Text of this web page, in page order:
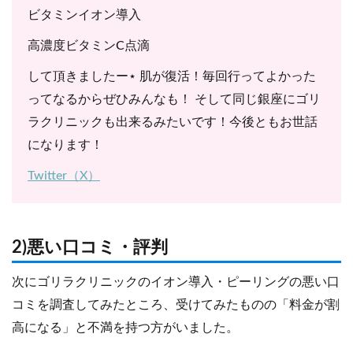
ビタミンイオン導入
高濃度ビタミンC点滴
して頂きましたー⋆ 肌が復活！毎回行ってよかった
ってなるからぜひみんなも！ そして同じ銀座にゴリ
ラクリニックも出来るみたいです！今後ともお世話
になります！
Twitter（X）
2)悪い口コミ・評判
次にゴリラクリニックのイオン導入・ピーリングの悪い口
コミを調査してみたところ、受けてみたものの「料金が割
高になる」と不満を持つ方がいました。